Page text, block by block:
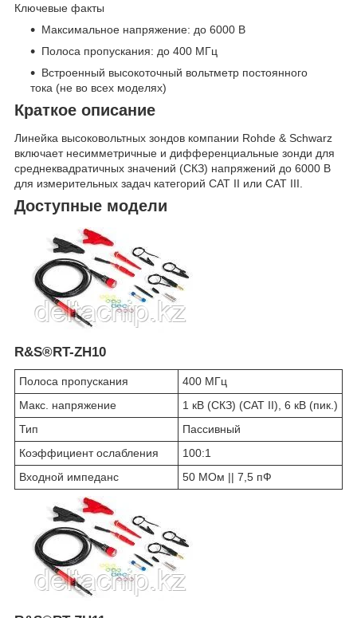
Ключевые факты
Максимальное напряжение: до 6000 В
Полоса пропускания: до 400 МГц
Встроенный высокоточный вольтметр постоянного
тока (не во всех моделях)
Краткое описание
Линейка высоковольтных зондов компании Rohde & Schwarz
включает несимметричные и дифференциальные зонди для
среднеквадратичных значений (СКЗ) напряжений до 6000 В
для измерительных задач категорий CAT II или CAT III.
Доступные модели
R&S®RT-ZH10
Полоса пропускания
400 МГц
Макс. напряжение
1 кВ (СКЗ) (CAT II), 6 кВ (пик.)
Тип
Пассивный
Коэффициент ослабления
100:1
Входной импеданс
50 МОм || 7,5 пФ